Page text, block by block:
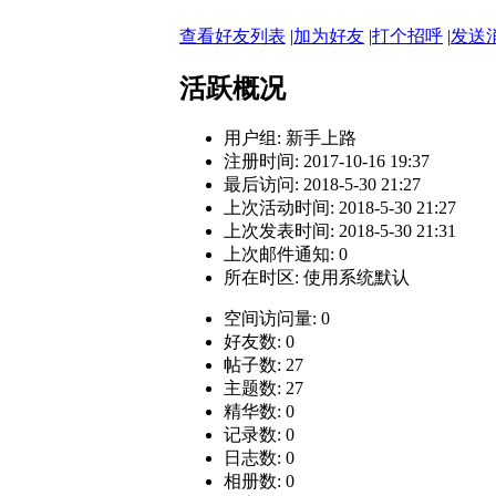
查看好友列表 |加为好友 |打个招呼 |发送
活跃概况
用户组: 新手上路
注册时间: 2017-10-16 19:37
最后访问: 2018-5-30 21:27
上次活动时间: 2018-5-30 21:27
上次发表时间: 2018-5-30 21:31
上次邮件通知: 0
所在时区: 使用系统默认
空间访问量: 0
好友数: 0
帖子数: 27
主题数: 27
精华数: 0
记录数: 0
日志数: 0
相册数: 0